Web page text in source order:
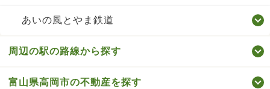
あいの風とやま鉄道
周辺の駅の路線から探す
富山県高岡市の不動産を探す